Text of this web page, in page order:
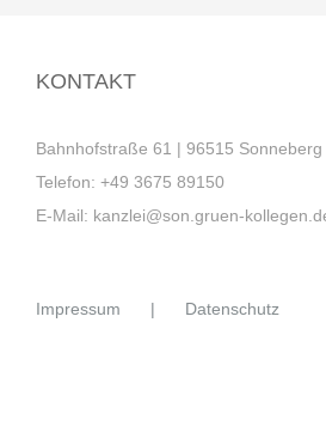
KONTAKT
Bahnhofstraße 61 | 96515 Sonneberg
Telefon: +49 3675 89150
E-Mail: kanzlei@son.gruen-
Impressum Datenschutz